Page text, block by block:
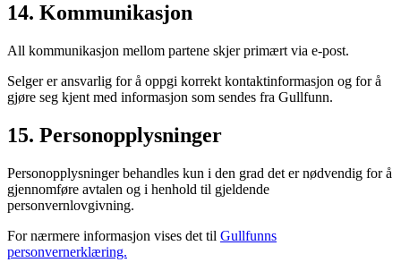
14. Kommunikasjon
All kommunikasjon mellom partene skjer primært via e-post.
Selger er ansvarlig for å oppgi korrekt kontaktinformasjon og for å
gjøre seg kjent med informasjon som sendes fra Gullfunn.
15. Personopplysninger
Personopplysninger behandles kun i den grad det er nødvendig for å
gjennomføre avtalen og i henhold til gjeldende
personvernlovgivning.
For nærmere informasjon vises det til Gullfunns
personvernerklæring.